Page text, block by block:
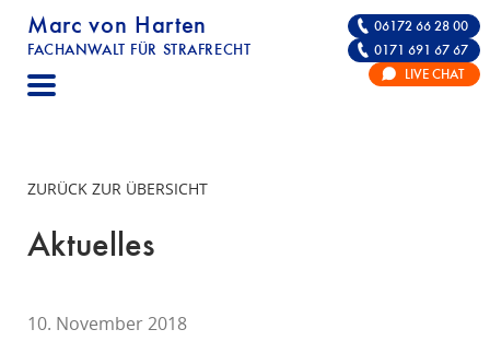
Marc von Harten
FACHANWALT FÜR STRAFRECHT
STRAFRECHT | RECHTSANWALT FÜR DIE
06172 66 28 00
0171 691 67 67
LIVE CHAT
ZURÜCK ZUR ÜBERSICHT
Aktuelles
10. November 2018